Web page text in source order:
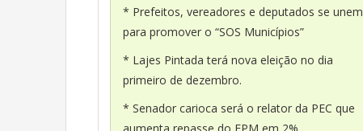
* Prefeitos, vereadores e deputados se unem
para promover o “SOS Municípios”
* Lajes Pintada terá nova eleição no dia
primeiro de dezembro.
* Senador carioca será o relator da PEC que